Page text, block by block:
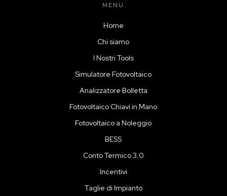
MENU
Home
Chi siamo
I Nostri Tools
Simulatore Fotovoltaico
Analizzatore Bolletta
Fotovoltaico Chiavi in Mano
Fotovoltaico a Noleggio
BESS
Conto Termico 3.0
Incentivi
Taglie di Impianto